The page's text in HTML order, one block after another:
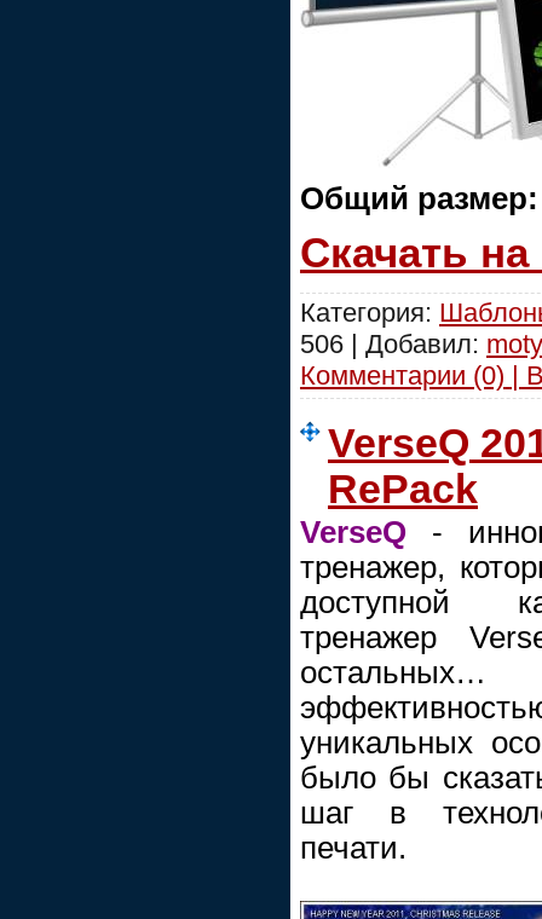
Общий
Скачать
Категория:
506 | Добавил:
Комментарии (0) |
VerseQ
RePack
VerseQ -
тренажер,
доступной
тренажер
уникальных
было бы
шаг в
печати.